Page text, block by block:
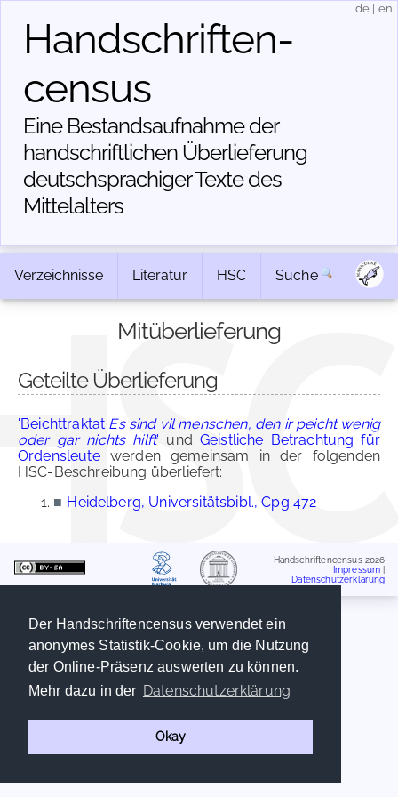
Der Handschriftencensus verwendet ein
anonymes Statistik-Cookie, um die Nutzung
der Online-Präsenz auswerten zu können.
Mehr dazu in der Datenschutzerklärung
Okay
Handschriften­
census
Eine Bestandsaufnahme der
handschriftlichen Über­lieferung
deutschsprachiger Texte des
Mittelalters
de en
Verzeichnisse Literatur HSC Suche
Mitüberlieferung
Geteilte Überlieferung
'Beichttraktat Es sind vil menschen, den ir peicht wenig
oder gar nichts hilft' und Geistliche Betrachtung für
Ordensleutewerden gemeinsam in der folgenden
HSC-Beschreibung überliefert:
■ Heidelberg, Universitätsbibl., Cpg 472
Handschriftencensus 2026
Impressum
Datenschutzerklärung